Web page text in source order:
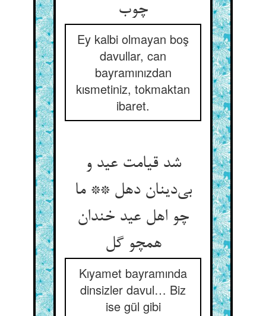
چوب
Ey kalbi olmayan boş
davullar, can
bayramınızdan
kısmetiniz, tokmaktan
ibaret.
شد قیامت عید و
بی‌دینان دهل ** ما
چو اهل عید خندان
همچو گل
Kıyamet bayramında
dinsizler davul… Biz
ise gül gibi